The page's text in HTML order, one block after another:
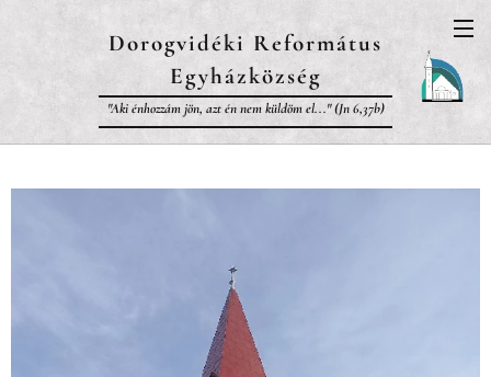
Dorogvidéki Református
Egyházközség
"Aki énhozzám jön, azt én nem küldöm el..." (Jn 6,37b)